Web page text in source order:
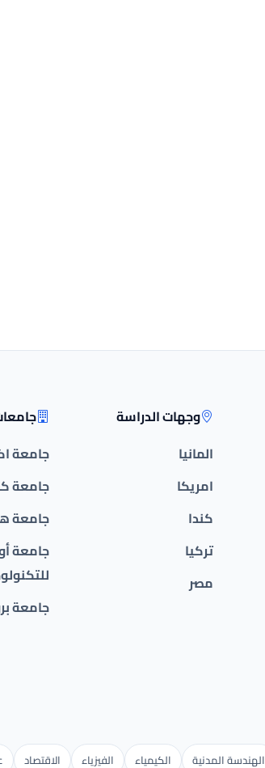
وجهات الدراسة
المانيا
امريكا
كندا
تركيا
مصر
جامعة
جامعة
جامعة
جامعة
جامعة
الهندسة المدنية الكيمياء الفيزياء الاقتصاد